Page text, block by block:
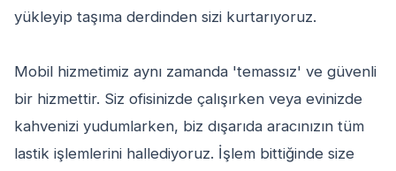
yükleyip taşıma derdinden sizi kurtarıyoruz.
Mobil hizmetimiz aynı zamanda 'temassız' ve güvenli
bir hizmettir. Siz ofisinizde çalışırken veya evinizde
kahvenizi yudumlarken, biz dışarıda aracınızın tüm
lastik işlemlerini hallediyoruz. İşlem bittiğinde size